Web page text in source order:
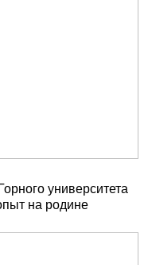
университета
на родине